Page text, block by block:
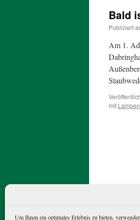
Um Ihnen ein optimales Erlebnis zu bieten,
Bald
Publiziert
Am 1.
mit Lampen